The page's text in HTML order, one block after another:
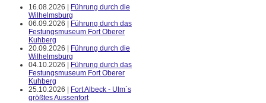
16.08.2026 |
Führung durch die
Wilhelmsburg
06.09.2026 |
Führung durch das
Festungsmuseum Fort Oberer
Kuhberg
20.09.2026 |
Führung durch die
Wilhelmsburg
04.10.2026 |
Führung durch das
Festungsmuseum Fort Oberer
Kuhberg
25.10.2026 |
Fort Albeck - Ulm`s
größtes Aussenfort